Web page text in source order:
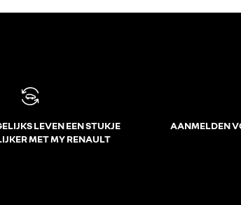
LEVEN EEN STUKJE
MET MY RENAULT
AANMELDEN